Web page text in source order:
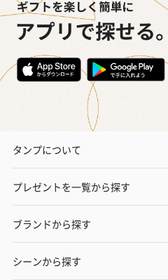
タンプについて
プレゼントを一覧から探す
ブランドから探す
シーンから探す